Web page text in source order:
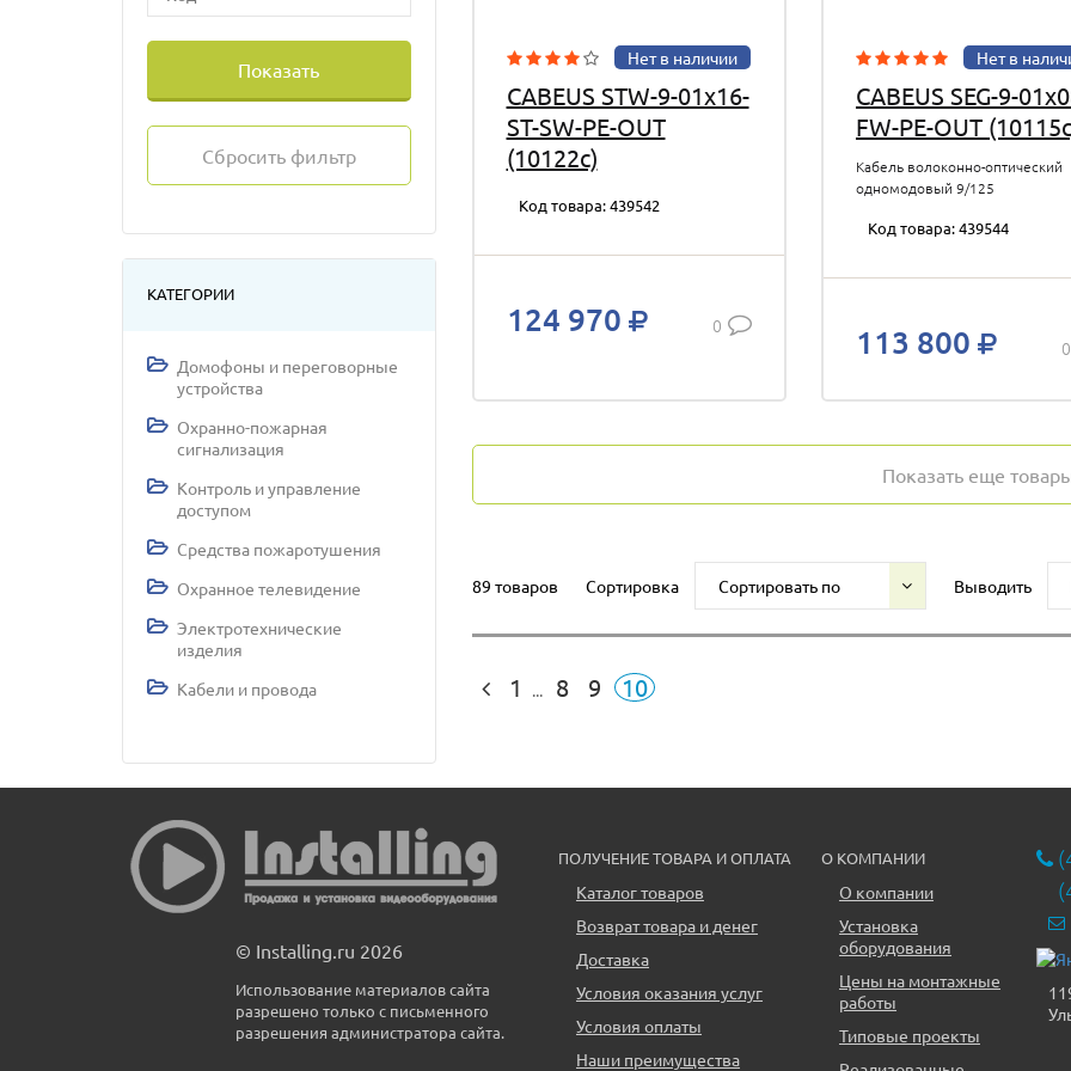
Показать
Сбросить фильтр
КАТЕГОРИИ
Домофоны и переговорные
устройства
Охранно-пожарная
сигнализация
Контроль и управление
доступом
Средства пожаротушения
Охранное телевидение
Электротехнические
изделия
Кабели и провода
Нет в наличии
CABEUS STW-9-01x16-
ST-SW-PE-OUT
(10122c)
Код товара: 439542
124 970 0
Нет в
CABEUS SEG-9-
FW-PE-OUT
Кабель волоконно-оптический
одномодовый 9/125
tube, подвесной, для внешней
Код товара: 439544
113 800 0
Показать еще
89 товаров Сортировка Сортировать по Выводить
1 ... 8 9 10
© Installing.ru 2026
Использование материалов сайта
разрешено только с письменного
разрешения администратора сайта.
ПОЛУЧЕНИЕ ТОВАРА И ОПЛАТА
Каталог товаров
Возврат товара и денег
Доставка
Условия оказания услуг
Условия оплаты
Наши преимущества
О КОМПАНИИ
О компании
Установка
оборудования
Цены на монтажные
работы
Типовые проекты